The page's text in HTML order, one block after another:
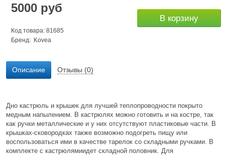
5000 руб
Код товара: 81685
Бренд: Kovea
В корзину
Описание Отзывы (0)
Дно кастрюль и крышек для лучшей теплопроводности покрыто
медным напылением. В кастрюлях можно готовить и на костре, так
как ручки металлические и у них отсутствуют пластиковые части. В
крышках-сковородках также возможно подогреть пищу или
воспользоваться ими в качестве тарелок со складными ручками. В
комплекте с кастрюлямиидет складной половник. Для